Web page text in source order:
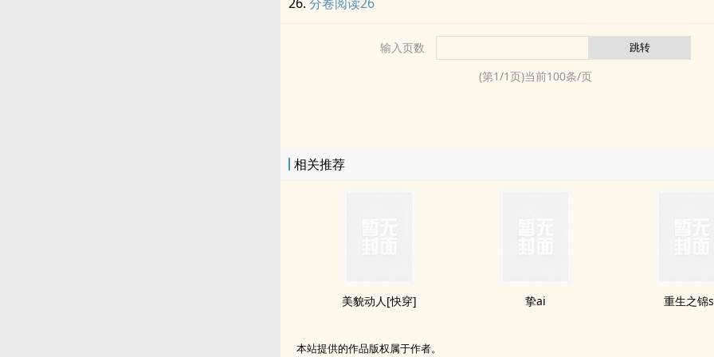
输入页数
(第1/1页)当前100条/页
相关推荐
美貌动人[快穿] 挚ai 重生之锦
本站提供的作品版权属于作者。